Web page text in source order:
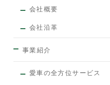
会社概要
会社沿革
事業紹介
愛車の全方位サービス